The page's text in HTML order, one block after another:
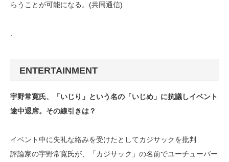
らうことが可能になる。(共同通信)
ENTERTAINMENT
宇野常寛氏、「いじり」という名の「いじめ」に抗議しイベント
途中退席。その線引きは？
イベント中に失礼な絡みを受けたとしてカジサックを批判
評論家の宇野常寛氏が、「カジサック」の名前でユーチューバー